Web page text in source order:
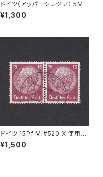
ドイツ（アッパーシレジア） 5M
Mi#29 使用済み切手｜MYSL
OWITZ 10.12.1921
¥1,300
ドイツ 15Pf Mi#520 X 使用済
み切手｜PÖSSNECK 22.9.19
36
¥1,500